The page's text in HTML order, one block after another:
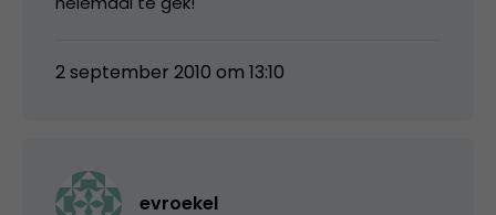
2 september 2010 om 13:10
evroekel